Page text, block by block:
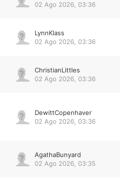
02 Ago 2026, 03:36
LynnKlass
02 Ago 2026, 03:36
ChristianLittles
02 Ago 2026, 03:36
DewittCopenhaver
02 Ago 2026, 03:36
AgathaBunyard
02 Ago 2026, 03:35